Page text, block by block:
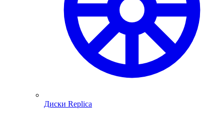
Диски Replica